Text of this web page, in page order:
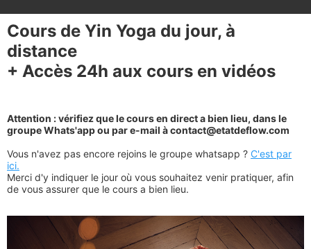
Cours de Yin Yoga du jour, à
distance
+ Accès 24h aux cours en vidéos
Attention : vérifiez que le cours en direct a bien lieu, dans le
groupe Whats'app ou par e-mail à contact@etatdeflow.com
Vous n'avez pas encore rejoins le groupe whatsapp ? C'est par
ici.
Merci d'y indiquer le jour où vous souhaitez venir pratiquer, afin
de vous assurer que le cours a bien lieu.